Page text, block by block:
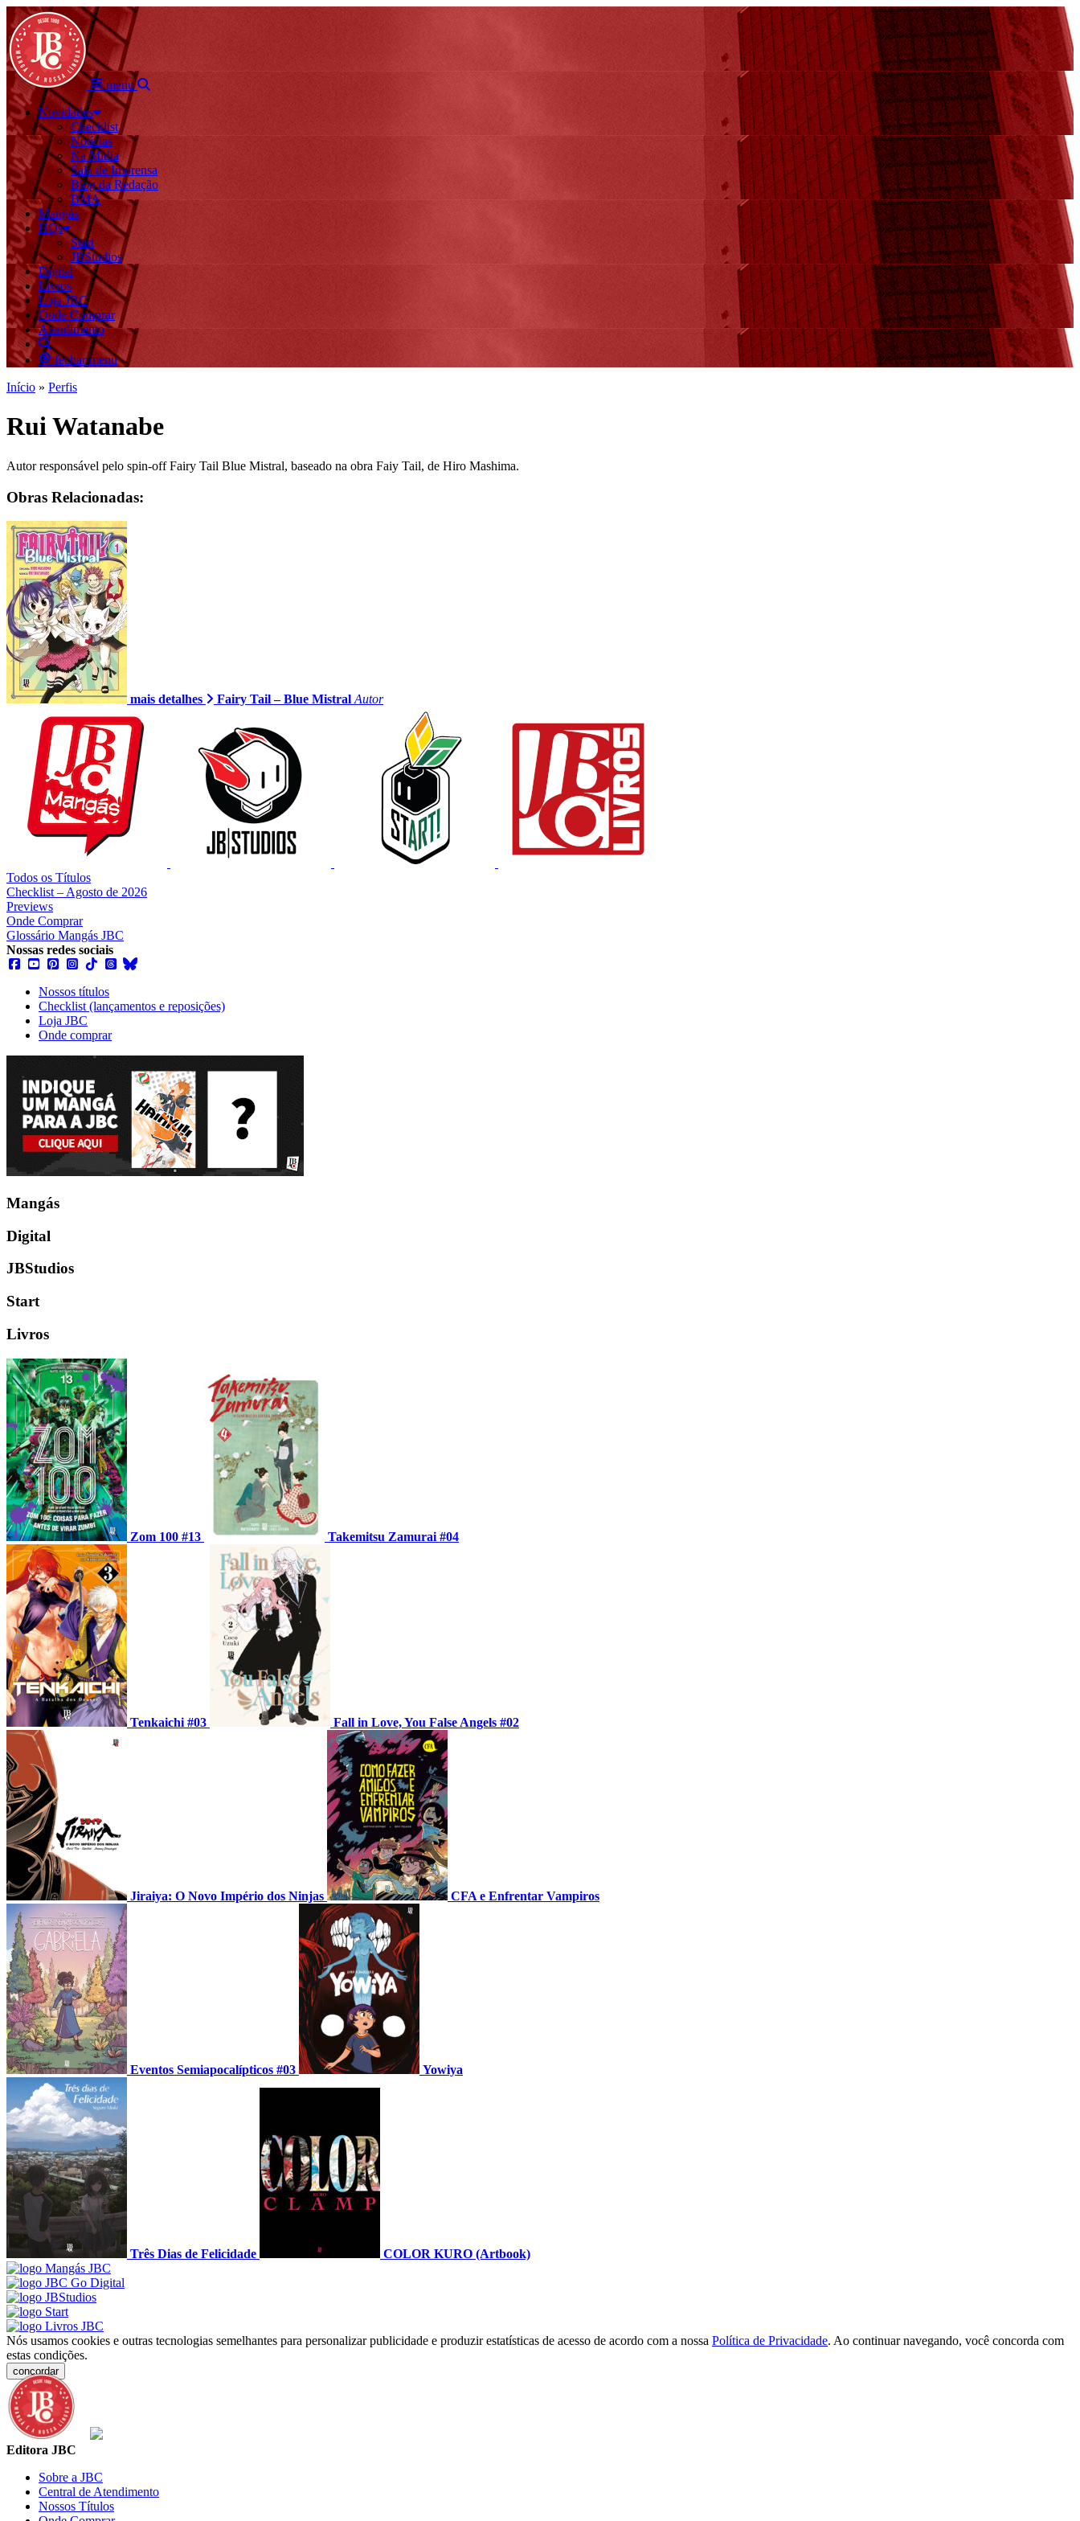
menu
Novidades
Checklist
Notícias
Na Mídia
Sala de Imprensa
Blog da Redação
BMA
Mangás
HQs
Start
JBStudios
Digital
Livros
Loja JBC
Onde Comprar
Atendimento
fechar menu
Início » Perfis
Rui Watanabe
Autor responsável pelo spin-off Fairy Tail Blue Mistral, baseado na obra Faiy Tail, de Hiro Mashima.
Obras Relacionadas:
mais detalhes Fairy Tail – Blue Mistral Autor
Todos os Títulos
Checklist – Agosto de 2026
Previews
Onde Comprar
Glossário Mangás JBC
Nossas redes sociais
Nossos títulos
Checklist (lançamentos e reposições)
Loja JBC
Onde comprar
Mangás
Digital
JBStudios
Start
Livros
Zom 100 #13 Takemitsu Zamurai #04
Tenkaichi #03 Fall in Love, You False Angels #02
Jiraiya: O Novo Império dos Ninjas CFA e Enfrentar Vampiros
Eventos Semiapocalípticos #03 Yowiya
Três Dias de Felicidade COLOR KURO (Artbook)
Nós usamos cookies e outras tecnologias semelhantes para personalizar publicidade e produzir estatísticas de acesso de acordo com a nossa Política de Privacidade. Ao continuar navegando, você concorda com
estas condições.
concordar
Editora JBC
Sobre a JBC
Central de Atendimento
Nossos Títulos